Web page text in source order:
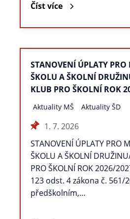
Číst více
STANOVENÍ ÚPLATY PRO
ŠKOLU A ŠKOLNÍ
KLUB PRO ŠKOLNÍ ROK
Aktuality MŠ Aktuality ŠD
1. 7. 2026
STANOVENÍ ÚPLATY PRO
ŠKOLU A ŠKOLNÍ
PRO ŠKOLNÍ ROK 2026/
123 odst. 4 zákona č. 561/
předškolním,…